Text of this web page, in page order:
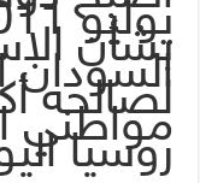
بشأن
مواطني
روسيا